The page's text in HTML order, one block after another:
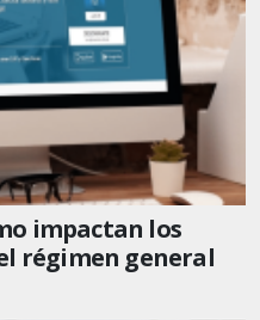
impactan los
régimen general